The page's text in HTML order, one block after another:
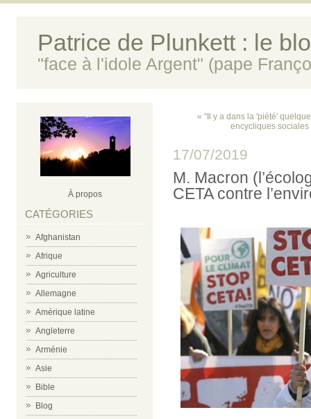
Patrice de Plunkett : le
"face à l'idole Argent" (pape
À propos
CATÉGORIES
Afghanistan
Afrique
Agriculture
Allemagne
Amérique latine
Angleterre
Arménie
Asie
Bible
Blog
« "Il y a dans la 'piété'
encycliques
17/07/2019
M. Macron
CETA contre